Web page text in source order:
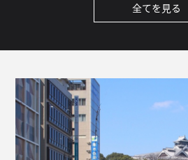
全てを見る